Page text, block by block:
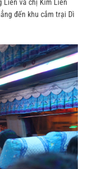
Liên và chị Kim Liên
đến khu cắm trại Dì